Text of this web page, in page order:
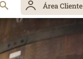
Área Cliente